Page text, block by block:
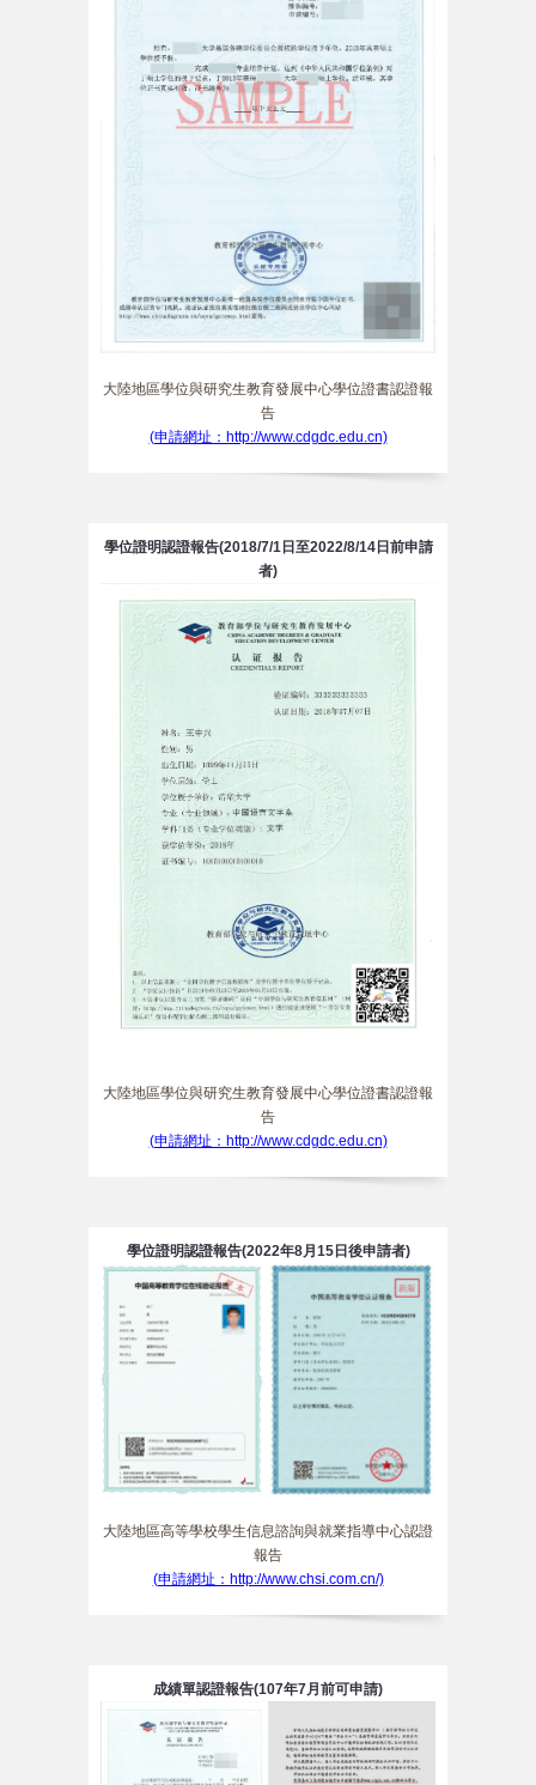
大陸地區學位與研究生教育發展中心學位證書認證報
告
(申請網址：http://www.cdgdc.edu.cn)
學位證明認證報告(2018/7/1日至2022/8/14日前申請
者)
大陸地區學位與研究生教育發展中心學位證書認證報
告
(申請網址：http://www.cdgdc.edu.cn)
學位證明認證報告(2022年8月15日後申請者)
大陸地區高等學校學生信息諮詢與就業指導中心認證
報告
(申請網址：http://www.chsi.com.cn/)
成績單認證報告(107年7月前可申請)